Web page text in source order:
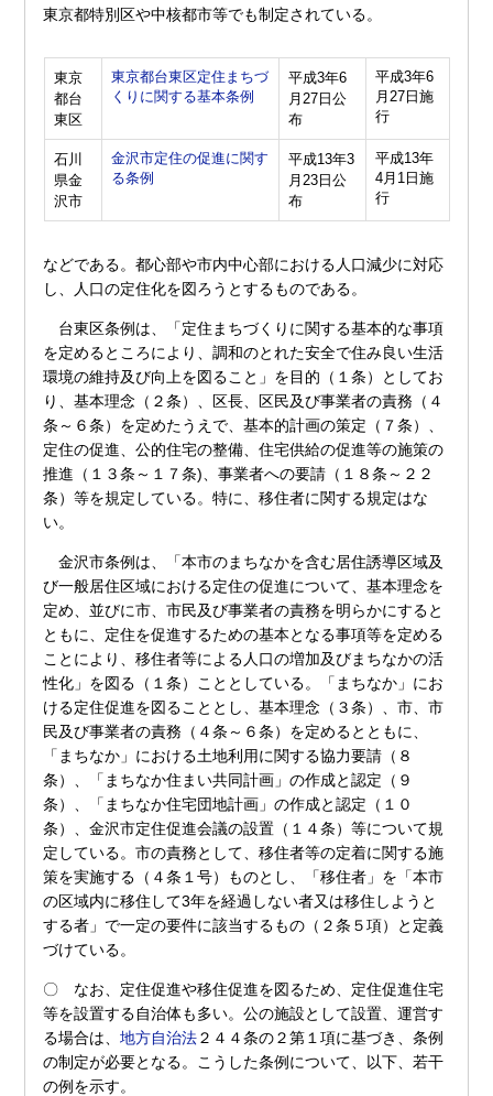
東京都特別区や中核都市等でも制定されている。
東京
都台
東区
東京都台東区定住まちづ
くりに関する基本条例
平成3年6
月27日公
布
平成3年6
月27日施
行
石川
県金
沢市
金沢市定住の促進に関す
る条例
平成13年3
月23日公
布
平成13年
4月1日施
行
などである。都心部や市内中心部における人口減少に対応
し、人口の定住化を図ろうとするものである。
台東区条例は、「定住まちづくりに関する基本的な事項
を定めるところにより、調和のとれた安全で住み良い生活
環境の維持及び向上を図ること」を目的（１条）としてお
り、基本理念（２条）、区長、区民及び事業者の責務（４
条～６条）を定めたうえで、基本的計画の策定（７条）、
定住の促進、公的住宅の整備、住宅供給の促進等の施策の
推進（１３条～１７条)、事業者への要請（１８条～２２
条）等を規定している。特に、移住者に関する規定はな
い。
金沢市条例は、「本市のまちなかを含む居住誘導区域及
び一般居住区域における定住の促進について、基本理念を
定め、並びに市、市民及び事業者の責務を明らかにすると
ともに、定住を促進するための基本となる事項等を定める
ことにより、移住者等による人口の増加及びまちなかの活
性化」を図る（１条）こととしている。「まちなか」にお
ける定住促進を図ることとし、基本理念（３条）、市、市
民及び事業者の責務（４条～６条）を定めるとともに、
「まちなか」における土地利用に関する協力要請（８
条）、「まちなか住まい共同計画」の作成と認定（９
条）、「まちなか住宅団地計画」の作成と認定（１０
条）、金沢市定住促進会議の設置（１４条）等について規
定している。市の責務として、移住者等の定着に関する施
策を実施する（４条１号）ものとし、「移住者」を「本市
の区域内に移住して3年を経過しない者又は移住しようと
する者」で一定の要件に該当するもの（２条５項）と定義
づけている。
〇 なお、定住促進や移住促進を図るため、定住促進住宅
等を設置する自治体も多い。公の施設として設置、運営す
る場合は、地方自治法２４４条の２第１項に基づき、条例
の制定が必要となる。こうした条例について、以下、若干
の例を示す。